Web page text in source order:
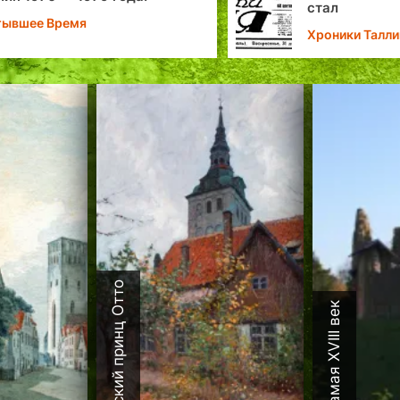
Время
стал
Хроники
Датский принц Отто Каламая XVIII век